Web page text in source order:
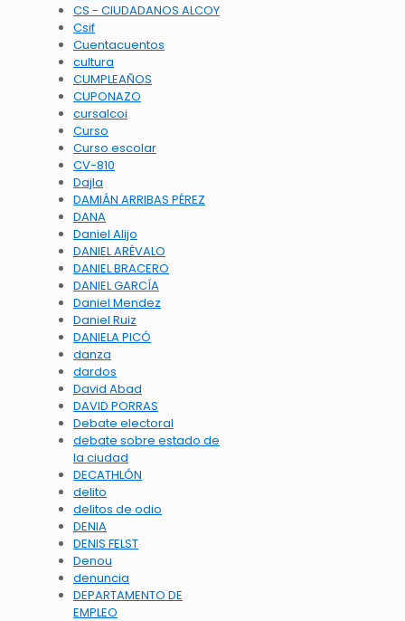
CS - CIUDADANOS ALCOY
Csif
Cuentacuentos
cultura
CUMPLEAÑOS
CUPONAZO
cursalcoi
Curso
Curso escolar
CV-810
Dajla
DAMIÁN ARRIBAS PÉREZ
DANA
Daniel Alijo
DANIEL ARÉVALO
DANIEL BRACERO
DANIEL GARCÍA
Daniel Mendez
Daniel Ruiz
DANIELA PICÓ
danza
dardos
David Abad
DAVID PORRAS
Debate electoral
debate sobre estado de
la ciudad
DECATHLÓN
delito
delitos de odio
DENIA
DENIS FELST
Denou
denuncia
DEPARTAMENTO DE
EMPLEO